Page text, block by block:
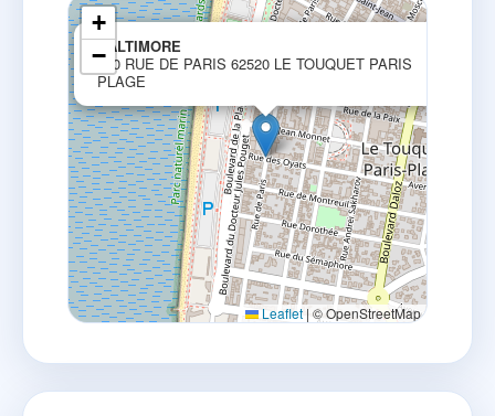
BALTIMORE
160 RUE DE PARIS 62520 LE TOUQUET PARIS
PLAGE
+
−
Leaflet | © OpenStreetMap